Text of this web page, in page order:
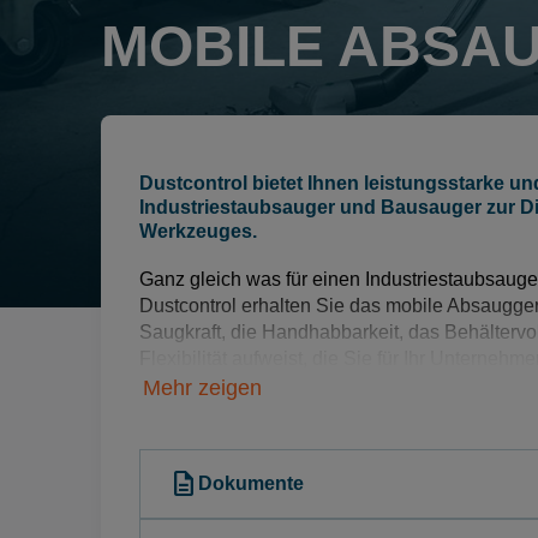
MOBILE
Dustcontrol bietet Ihnen leistungsstarke
Industriestaubsauger und Bausauger zur
Werkzeuges.
Ganz gleich was für einen
Dustcontrol erhalten Sie das mobile
Saugkraft, die Handhabbarkeit, das
Filterstandzeiten aus.
Mehr zeigen
description Dokumente